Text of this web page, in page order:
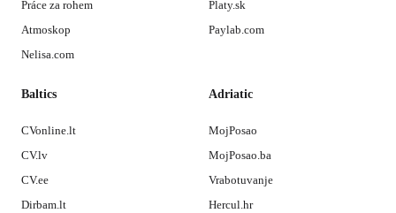
Práce za rohem
Atmoskop
Nelisa.com
Platy.sk
Paylab.com
Baltics
CVonline.lt
CV.lv
CV.ee
Dirbam.lt
Adriatic
MojPosao
MojPosao.ba
Vrabotuvanje
Hercul.hr